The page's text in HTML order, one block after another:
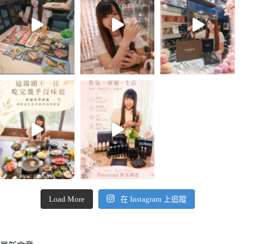
Load More 在 Instagram 上追蹤